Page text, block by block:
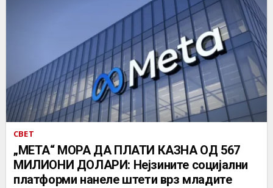
СВЕТ
„МЕТА“ МОРА ДА ПЛАТИ КАЗНА ОД 567
МИЛИОНИ ДОЛАРИ: Нејзините социјални
платформи нанеле штети врз младите